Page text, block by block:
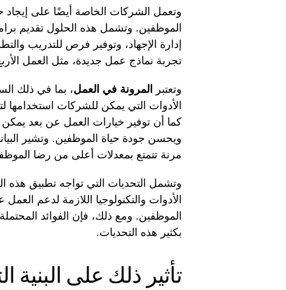
وتعمل الشركات الخاصة أيضًا على
الموظفين. وتشمل هذه الحلول تقديم
إدارة الإجهاد، وتوفير فرص للتدريب
تجربة نماذج عمل جديدة، مثل العمل
وتعتبر المرونة في العمل، بما في ذلك
الأدوات التي يمكن للشركات استخدامها
كما أن توفير خيارات العمل عن بعد
ويحسن جودة حياة الموظفين. وتشير
مرنة تتمتع بمعدلات أعلى من رضا
وتشمل التحديات التي تواجه تطبيق هذه
الأدوات والتكنولوجيا اللازمة لدعم
الموظفين. ومع ذلك، فإن الفوائد
بكثير هذه التحديات.
تأثير ذلك على البنية